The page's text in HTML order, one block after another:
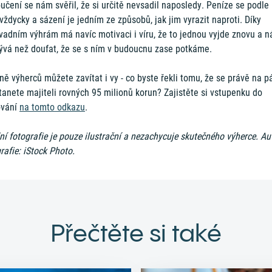
se nám svěřil, že si určitě nevsadil naposledy. Peníze se podle
a sázení je jedním ze způsobů, jak jim vyrazit naproti. Díky
výhrám má navíc motivaci i víru, že to jednou vyjde znovu a
než doufat, že se s ním v budoucnu zase potkáme.
výherců můžete zavítat i vy - co byste řekli tomu, že se právě na
majiteli rovných 95 milionů korun? Zajistěte si vstupenku do
na tomto odkazu.
fotografie je pouze ilustrační a nezachycuje skutečného výherce.
iStock Photo.
Přečtěte si také